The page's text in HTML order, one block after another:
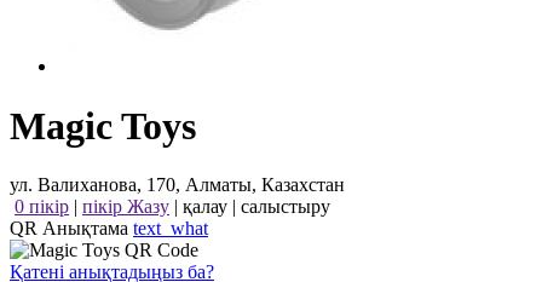
Magic Toys
ул. Валиханова, 170, Алматы, Казахстан
0 пікір | пікір Жазу | қалау | салыстыру
QR Анықтама text_what
Қатені анықтадыңыз ба?